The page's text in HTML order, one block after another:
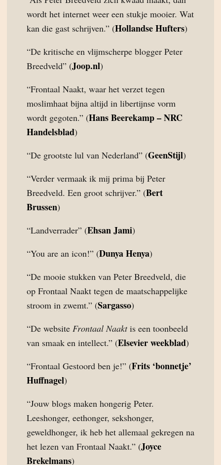
wordt het internet weer een stukje mooier. Wat
kan die gast schrijven.” (Hollandse Hufters)
“De kritische en vlijmscherpe blogger Peter
Breedveld” (Joop.nl)
“Frontaal Naakt, waar het verzet tegen
moslimhaat bijna altijd in libertijnse vorm
wordt gegoten.” (Hans Beerekamp – NRC
Handelsblad)
“De grootste lul van Nederland” (GeenStijl)
“Verder vermaak ik mij prima bij Peter
Breedveld. Een groot schrijver.” (Bert
Brussen)
“Landverrader” (Ehsan Jami)
“You are an icon!” (Dunya Henya)
“De mooie stukken van Peter Breedveld, die
op Frontaal Naakt tegen de maatschappelijke
stroom in zwemt.” (Sargasso)
“De website Frontaal Naaktis een toonbeeld
van smaak en intellect.” (Elsevier weekblad)
“Frontaal Gestoord ben je!” (Frits ‘bonnetje’
Huffnagel)
“Jouw blogs maken hongerig Peter.
Leeshonger, eethonger, sekshonger,
geweldhonger, ik heb het allemaal gekregen na
het lezen van Frontaal Naakt.” (Joyce
Brekelmans)